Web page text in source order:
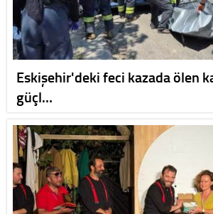
Eskişehir'deki feci kazada ölen
güçl…